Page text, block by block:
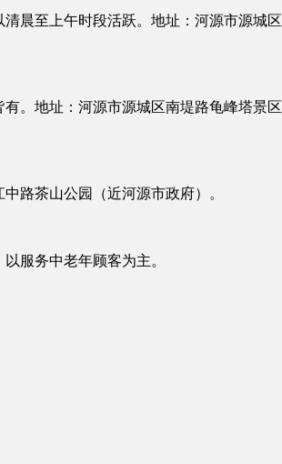
晨至上午时段活跃。地址：河源市源城区
。地址：河源市源城区南堤路龟峰塔景区
路茶山公园（近河源市政府）。
服务中老年顾客为主。